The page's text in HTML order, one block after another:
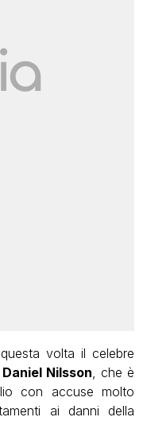
volta il celebre
Daniel Nilsson, che è
con accuse molto
ai danni della